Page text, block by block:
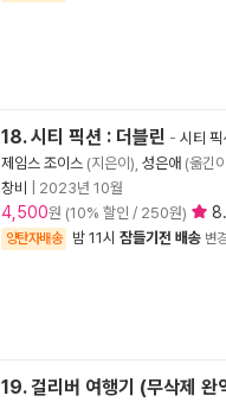
18. 시티 픽션 : 더블린 - 시티 픽
제임스 조이스 (지은이), 성은애 (옮긴
창비
2023년 10월
4,500원 (10% 할인 / 250원)
양탄자배송 밤 11시 잠들기전 배송 변
19. 걸리버 여행기 (무삭제 완